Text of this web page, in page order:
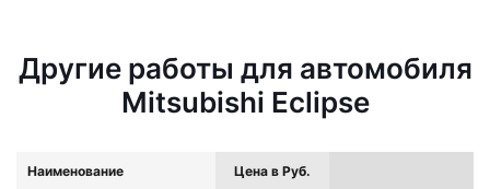
Другие работы для автомобиля
Mitsubishi Eclipse
Наименование Цена в Руб.